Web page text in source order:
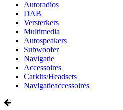
Autoradios
DAB
Versterkers
Multimedia
Autospeakers
Subwoofer
Navigatie
Accessoires
Carkits/Headsets
Navigatieaccessoires